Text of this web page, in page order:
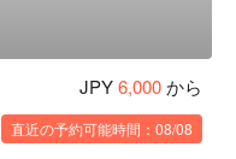
JPY6,000から
直近の予約可能時間：08/08